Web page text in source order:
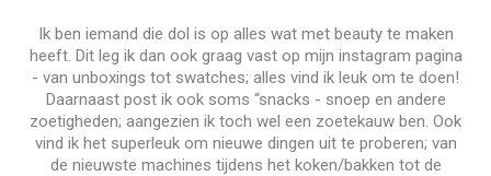
Ik ben iemand die dol is op alles wat met beauty te maken
heeft. Dit leg ik dan ook graag vast op mijn instagram pagina
- van unboxings tot swatches; alles vind ik leuk om te doen!
Daarnaast post ik ook soms “snacks - snoep en andere
zoetigheden; aangezien ik toch wel een zoetekauw ben. Ook
vind ik het superleuk om nieuwe dingen uit te proberen; van
de nieuwste machines tijdens het koken/bakken tot de